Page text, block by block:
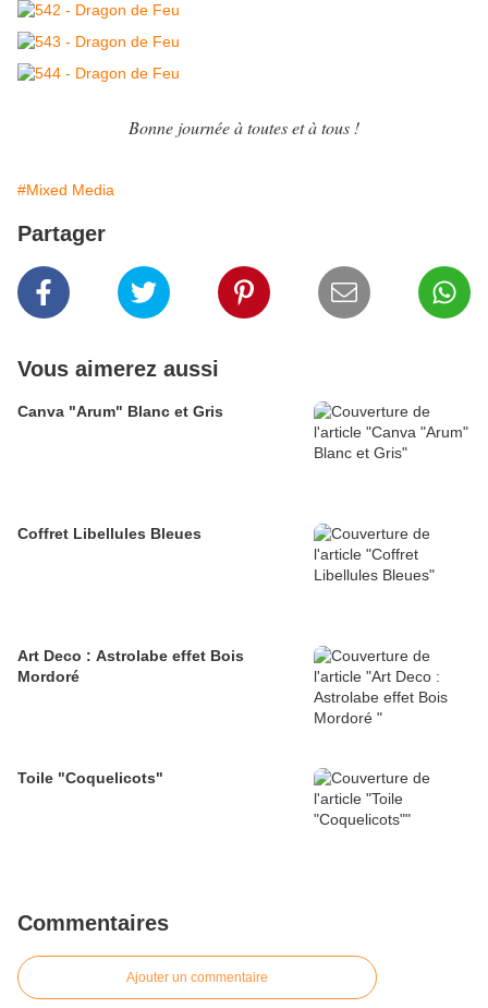
Bonne journée à toutes et à tous !
#Mixed Media
Partager
Vous aimerez aussi
Canva "Arum" Blanc et Gris
Coffret Libellules Bleues
Art Deco : Astrolabe effet Bois
Mordoré
Toile "Coquelicots"
Commentaires
Ajouter un commentaire